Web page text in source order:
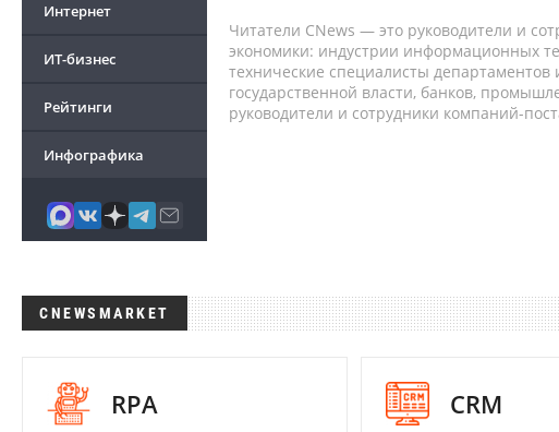
Интернет
ИТ-бизнес
Рейтинги
Инфографика
Читатели CNews — это руководители и
экономики: индустрии информационных
технические специалисты
государственной власти, банков,
руководители и сотрудники компаний-
CNEWSMARKET
RPA CRM